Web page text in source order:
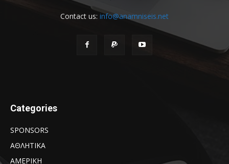
Contact us: info@anamniseis.net
Categories
SPONSORS
ΑΘΛΗΤΙΚΑ
ΑΜΕΡΙΚΗ